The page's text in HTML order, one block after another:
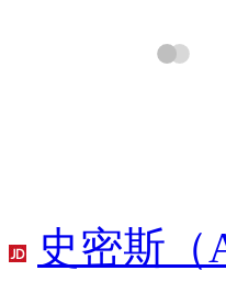
史密斯（